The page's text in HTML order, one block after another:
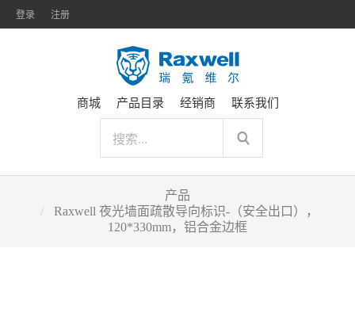
登录 注册
商城 产品目录 经销商 联系我们
产品
Raxwell 夜光墙面疏散导向标识-（安全出口），
120*330mm，铝合金边框